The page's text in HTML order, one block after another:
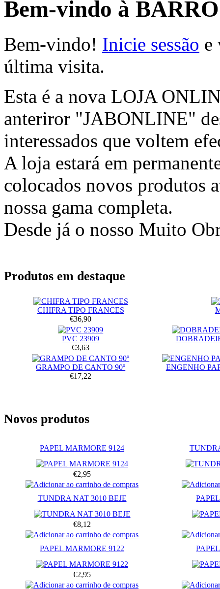
Bem-vindo à
Bem-vindo! Inicie sessão e
última visita.
Esta é a nova LOJA
anteriror "JABONLINE"
interessados que voltem
A loja estará em
colocados novos produtos
nossa gama completa.
Desde já o nosso Muito
Produtos em destaque
CHIFRA TIPO FRANCES
€36,90
PVC 23909
€3,63
GRAMPO DE CANTO 90º
€17,22
ENGENHO
Novos produtos
PAPEL MARMORE 9124
€2,95
TUNDRA NAT 3010 BEJE
€8,12
PAPEL MARMORE 9122
€2,95